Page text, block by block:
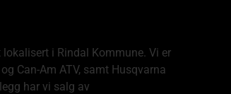
i Rindal Kommune. Vi er
Can-Am ATV, samt Husqvarna
har vi salg av